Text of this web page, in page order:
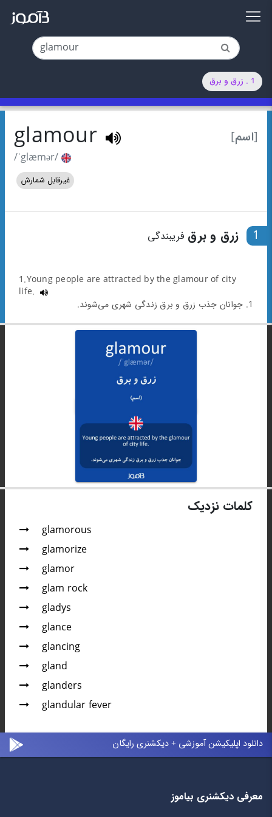
1 . زرق و برق
[اسم] glamour
/ˈglæmər/
غیرقابل شمارش
1 زرق و برق فریبندگی
1.Young people are attracted by the glamour of city
life.
1. جوانان جذب زرق و برق زندگی شهری می‌شوند.
کلمات نزدیک
glamorous
glamorize
glamor
glam rock
gladys
glance
glancing
gland
glanders
glandular fever
دانلود اپلیکیشن آموزشی + دیکشنری رایگان
معرفی دیکشنری بیاموز